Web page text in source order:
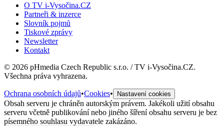
O TV i-Vysočina.CZ
Partneři & inzerce
Slovník pojmů
Tiskové zprávy
Newsletter
Kontakt
© 2026 pHmedia Czech Republic s.r.o. / TV i-Vysočina.CZ.
Všechna práva vyhrazena.
Ochrana osobních údajů•Cookies• Nastavení cookies
Obsah serveru je chráněn autorským právem. Jakékoli užití obsahu
serveru včetně publikování nebo jiného šíření obsahu serveru je bez
písemného souhlasu vydavatele zakázáno.